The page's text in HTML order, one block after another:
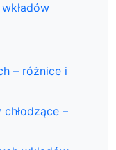
– różnice i
–